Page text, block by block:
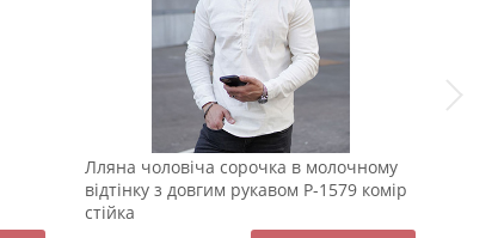
Лляна чоловіча сорочка в молочному
відтінку з довгим рукавом Р-1579 комір
стійка